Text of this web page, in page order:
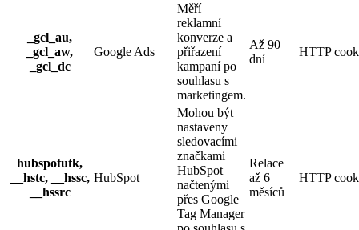
_gcl_au,
_gcl_aw,
_gcl_dc
Google Ads
Měří
reklamní
konverze a
přiřazení
kampaní po
souhlasu s
marketingem.
Až 90
dní
HTTP
hubspotutk,
__hstc, __hssc,
__hssrc
HubSpot
Mohou být
nastaveny
sledovacími
značkami
HubSpot
načtenými
přes Google
Tag Manager
Relace
až 6
měsíců
HTTP